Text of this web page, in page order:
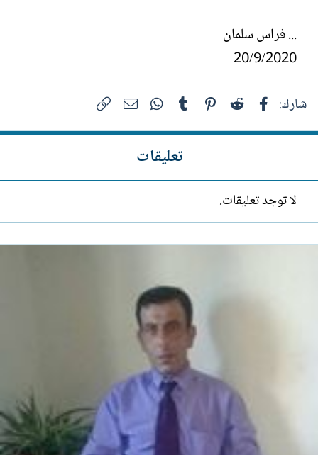
... فراس سلمان
20/9/2020
شارك: فيسبوك Reddit
Pinterest
Tumblr
WhatsAppالبريد الإلكتروني
تعليقات
لا توجد تعليقات.